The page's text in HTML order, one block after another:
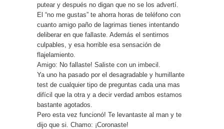
putear y después no digan que no se los advertí.
El “no me gustas” te ahorra horas de teléfono con
cuanto amigo paño de lagrimas tienes intentando
deliberar en que fallaste. Además el sentirnos
culpables, y esa horrible esa sensación de
flajelamiento.
Amigo: No fallaste! Saliste con un imbecil.
Ya uno ha pasado por el desagradable y humillante
test de cualquier tipo de preguntas cada una mas
difícil que la otra y a decir verdad ambos estamos
bastante agotados.
Pero esta vez funcionó! Te levantaste al man y te
dijo que si. Chamo: ¡Coronaste!